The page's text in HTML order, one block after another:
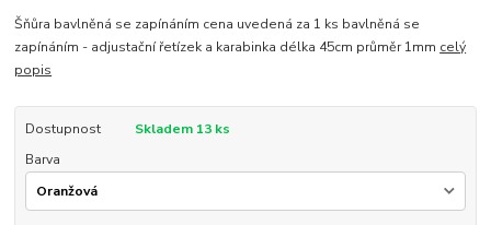
Šňůra bavlněná se zapínáním cena uvedená za 1 ks bavlněná se
zapínáním - adjustační řetízek a karabinka délka 45cm průměr 1mm celý
popis
Dostupnost
Skladem 13 ks
Barva